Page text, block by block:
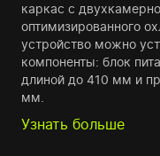
каркас с
оптимизированного
устройство можно
компоненты: блок
длиной до 410 мм и
мм.
Узнать больше